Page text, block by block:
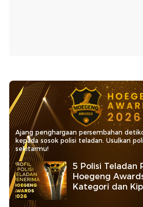
Ajang penghargaan persembahan
kepada sosok polisi teladan. Usulkan
sekitarmu!
5 Polisi Teladan
Hoegeng
Kategori dan